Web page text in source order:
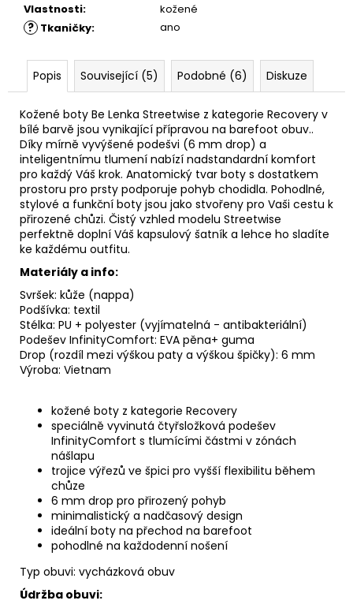
Vlastnosti: kožené
? Tkaničky: ano
Popis Související (5) Podobné (6) Diskuze
Kožené boty Be Lenka Streetwise z kategorie Recovery v
bílé barvě jsou vynikající přípravou na barefoot obuv..
Díky mírně vyvýšené podešvi (6 mm drop) a
inteligentnímu tlumení nabízí nadstandardní komfort
pro každý Váš krok. Anatomický tvar boty s dostatkem
prostoru pro prsty podporuje pohyb chodidla. Pohodlné,
stylové a funkční boty jsou jako stvořeny pro Vaši cestu k
přirozené chůzi. Čistý vzhled modelu Streetwise
perfektně doplní Váš kapsulový šatník a lehce ho sladíte
ke každému outfitu.
Materiály a info:
Svršek: kůže (nappa)
Podšívka: textil
Stélka: PU + polyester (vyjímatelná - antibakteriální)
Podešev InfinityComfort: EVA pěna+ guma
Drop (rozdíl mezi výškou paty a výškou špičky): 6 mm
Výroba: Vietnam
kožené boty z kategorie Recovery
speciálně vyvinutá čtyřsložková podešev
InfinityComfort s tlumícími částmi v zónách
nášlapu
trojice výřezů ve špici pro vyšší flexibilitu během
chůze
6 mm drop pro přirozený pohyb
minimalistický a nadčasový design
ideální boty na přechod na barefoot
pohodlné na každodenní nošení
Typ obuvi: vycházková obuv
Údržba obuvi: